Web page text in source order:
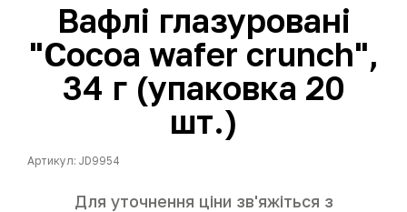
Вафлі глазуровані
"Cocoa wafer crunch",
34 г (упаковка 20
шт.)
Артикул: JD9954
Для уточнення ціни зв'яжіться з